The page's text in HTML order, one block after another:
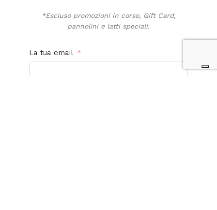
*Escluso promozioni in corso, Gift Card,
pannolini e latti speciali.
La tua email